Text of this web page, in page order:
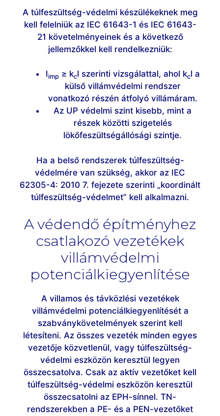
A túlfeszültség-védelmi készülékeknek meg
kell felelniük az IEC 61643-1 és IEC 61643-
21 követelményeinek és a következő
jellemzőkkel kell rendelkezniük:
Iimp≥ kcl szerinti vizsgálattal, ahol kcl a
külső villámvédelmi rendszer
vonatkozó részén átfolyó villámáram.
Az UP védelmi szint kisebb, mint a
részek közötti szigetelés
lökőfeszültségállósági szintje.
Ha a belső rendszerek túlfeszültség-
védelmére van szükség, akkor az IEC
62305-4: 2010 7. fejezete szerinti „koordinált
túlfeszültség-védelmet” kell alkalmazni.
A védendő építményhez
csatlakozó vezetékek
villámvédelmi
potenciálkiegyenlítése
A villamos és távközlési vezetékek
villámvédelmi potenciálkiegyenlítését a
szabványkövetelmények szerint kell
létesíteni. Az összes vezeték minden egyes
vezetője közvetlenül, vagy túlfeszültség-
védelmi eszközön keresztül legyen
összecsatolva. Csak az aktív vezetőket kell
túlfeszültség-védelmi eszközön keresztül
összecsatolni az EPH-sínnel. TN-
rendszerekben a PE- és a PEN-vezetőket